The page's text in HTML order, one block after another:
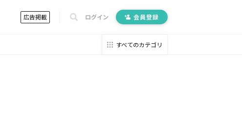
広告掲載 ログイン 会員登録
すべてのカテゴリ